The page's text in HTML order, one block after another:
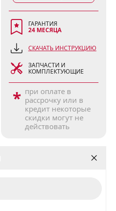
ГАРАНТИЯ
24 МЕСЯЦА
СКАЧАТЬ ИНСТРУКЦИЮ
ЗАПЧАСТИ И
КОМПЛЕКТУЮЩИЕ
* при оплате в
рассрочку или в
кредит некоторые
скидки могут не
действовать